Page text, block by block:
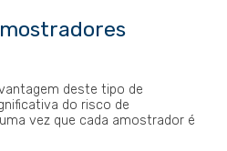
deste tipo de
do risco de
vez que cada amostrador é